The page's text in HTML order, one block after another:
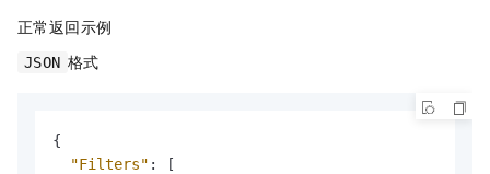
正常返回示例
JSON 格式
{
"Filters" :
[